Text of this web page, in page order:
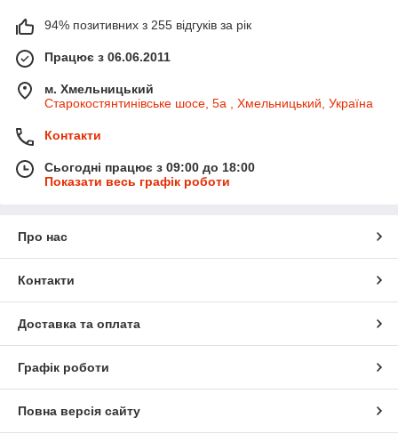
94% позитивних з 255 відгуків за рік
Працює з 06.06.2011
м. Хмельницький
Старокостянтинівське шосе, 5а , Хмельницький, Україна
Контакти
Сьогодні працює з 09:00 до 18:00
Показати весь графік роботи
Про нас
Контакти
Доставка та оплата
Графік роботи
Повна версія сайту